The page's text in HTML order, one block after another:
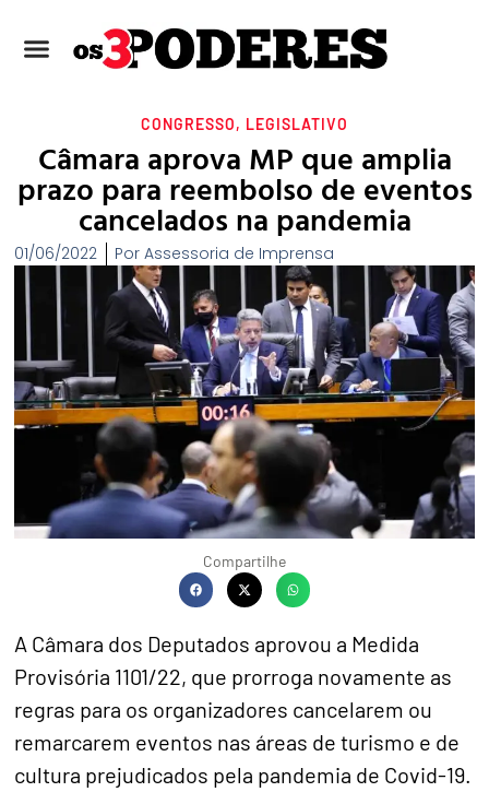
CONGRESSO, LEGISLATIVO
Câmara aprova MP que amplia
prazo para reembolso de eventos
cancelados na pandemia
01/06/2022 Por Assessoria de Imprensa
Compartilhe
A Câmara dos Deputados aprovou a Medida
Provisória 1101/22, que prorroga novamente as
regras para os organizadores cancelarem ou
remarcarem eventos nas áreas de turismo e de
cultura prejudicados pela pandemia de Covid-19.